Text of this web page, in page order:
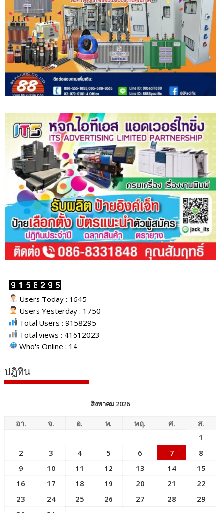
Users Today : 1645
Users Yesterday : 1750
Total Users : 9158295
Total views : 41612023
Who's Online : 14
ปฎิทิน
สิงหาคม 2026
อา. จ. อ. พ. พฤ. ศ.
ส.
1
2
3 4 5 6 7
8
9
10 11 12 13 14
15
16
17 18 19 20 21
22
23
24 25 26 27 28
29